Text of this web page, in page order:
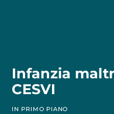
Infanzia
CESVI
IN PRIMO PIANO